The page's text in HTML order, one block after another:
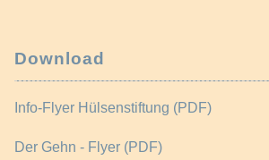
Download
Info-Flyer Hülsenstiftung (PDF)
Der Gehn - Flyer (PDF)